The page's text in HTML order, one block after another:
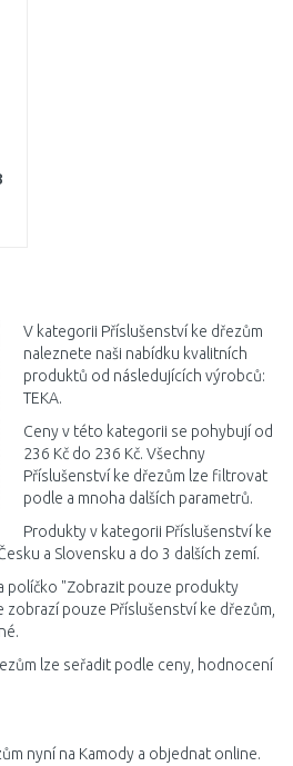
V kategorii Příslušenství ke dřezům
naleznete naši nabídku kvalitních
produktů od následujících výrobců:
TEKA.
Ceny v této kategorii se pohybují od
236 Kč do 236 Kč. Všechny
Příslušenství ke dřezům lze filtrovat
podle a mnoha dalších parametrů.
Produkty v kategorii Příslušenství ke
a Slovensku a do 3 dalších zemí.
políčko "Zobrazit pouze produkty
zobrazí pouze Příslušenství ke dřezům,
lze seřadit podle ceny, hodnocení
nyní na Kamody a objednat online.